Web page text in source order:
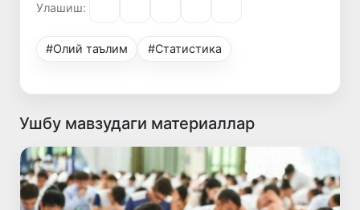
Улашиш:
#Олий таълим #Статистика
Ушбу мавзудаги материаллар